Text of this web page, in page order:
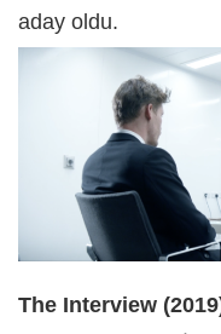
aday oldu.
The Interview